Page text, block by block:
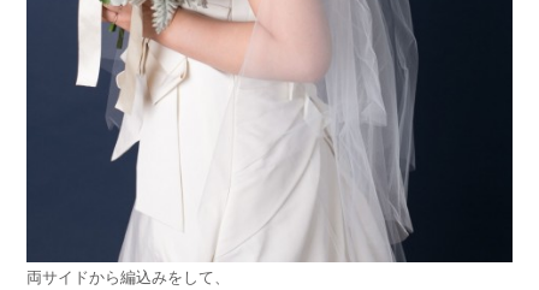
両サイドから編込みをして、